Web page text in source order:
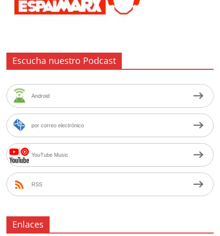
Escucha nuestro Podcast
Android
por correo electrónico
YouTube Music
RSS
Enlaces